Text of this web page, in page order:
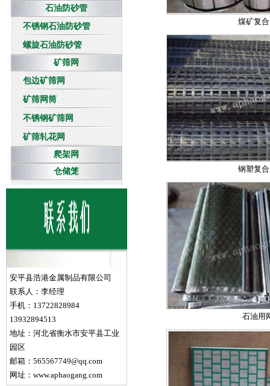
石油防砂管
不锈钢石油防砂管
螺旋石油防砂管
矿筛网
包边矿筛网
矿筛网筒
不锈钢矿筛网
矿筛轧花网
爬架网
仓储笼
安平县浩港金属制品有限公司
联系人：李经理
手机：13722828984
13932894513
地址：河北省衡水市安平县工业
园区
邮箱：565567749@qq.com
网址：www.aphaogang.com
煤矿复
钢塑复
石油用